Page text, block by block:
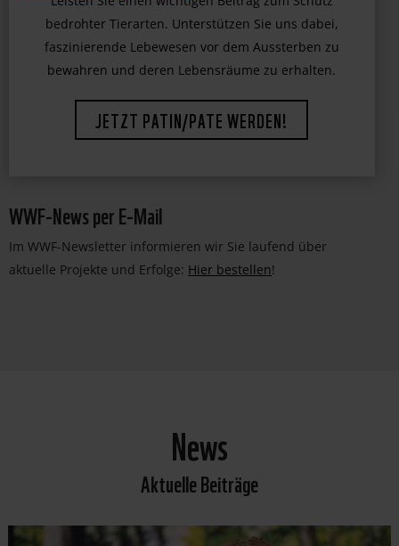
Leisten Sie einen wichtigen Beitrag zum Schutz
bedrohter Tierarten. Unterstützen Sie uns dabei,
faszinierende Lebewesen vor dem Aussterben zu
bewahren und deren Lebensräume zu erhalten.
JETZT PATIN/PATE WERDEN!
WWF-News per E-Mail
Im WWF-Newsletter informieren wir Sie laufend über
aktuelle Projekte und Erfolge: Hier bestellen!
News
Aktuelle Beiträge